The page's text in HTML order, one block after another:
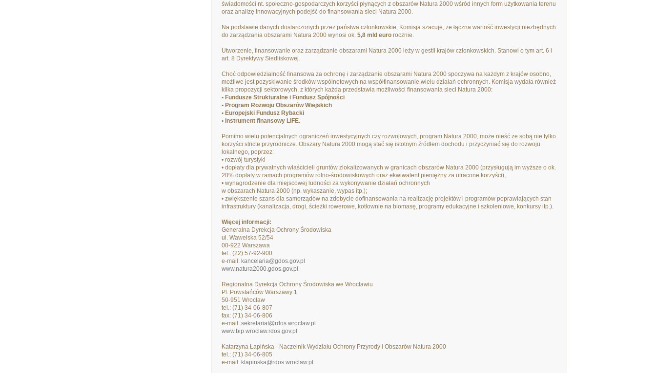
świadomości nt. społeczno-gospodarczych korzyści płynących z obszarów Natura 2000 wśród innych form użytkowania terenu
oraz analizę innowacyjnych podejść do finansowania sieci Natura 2000.
Na podstawie danych dostarczonych przez państwa członkowskie, Komisja szacuje, że łączna wartość inwestycji niezbędnych
do zarządzania obszarami Natura 2000 wynosi ok. 5,8 mld euro rocznie.
Utworzenie, finansowanie oraz zarządzanie obszarami Natura 2000 leży w gestii krajów członkowskich. Stanowi o tym art. 6 i
art. 8 Dyrektywy Siedliskowej.
Choć odpowiedzialność finansowa za ochronę i zarządzanie obszarami Natura 2000 spoczywa na każdym z krajów osobno,
możliwe jest pozyskiwanie środków wspólnotowych na współfinansowanie wielu działań ochronnych. Komisja wydała również
kilka propozycji sektorowych, z których każda przedstawia możliwości finansowania sieci Natura 2000:
• Fundusze Strukturalne i Fundusz Spójności
• Program Rozwoju Obszarów Wiejskich
• Europejski Fundusz Rybacki
• Instrument finansowy LIFE.
Pomimo wielu potencjalnych ograniczeń inwestycyjnych czy rozwojowych, program Natura 2000, może nieść ze sobą nie tylko
korzyści stricte przyrodnicze. Obszary Natura 2000 mogą stać się istotnym źródłem dochodu i przyczyniać się do rozwoju
lokalnego, poprzez:
• rozwój turystyki
• dopłaty dla prywatnych właścicieli gruntów zlokalizowanych w granicach obszarów Natura 2000 (przysługują im wyższe o ok.
20% dopłaty w ramach programów rolno-środowiskowych oraz ekwiwalent pieniężny za utracone korzyści),
• wynagrodzenie dla miejscowej ludności za wykonywanie działań ochronnych
w obszarach Natura 2000 (np. wykaszanie, wypas itp.);
• zwiększenie szans dla samorządów na zdobycie dofinansowania na realizację projektów i programów poprawiających stan
infrastruktury (kanalizacja, drogi, ścieżki rowerowe, kotłownie na biomasę, programy edukacyjne i szkoleniowe, konkursy itp.).
Więcej informacji:
Generalna Dyrekcja Ochrony Środowiska
ul. Wawelska 52/54
00-922 Warszawa
tel.: (22) 57-92-900
e-mail: kancelaria@gdos.gov.pl
www.natura2000.gdos.gov.pl
Regionalna Dyrekcja Ochrony Środowiska we Wrocławiu
Pl. Powstańców Warszawy 1
50-951 Wrocław
tel.: (71) 34-06-807
fax: (71) 34-06-806
e-mail: sekretariat@rdos.wroclaw.pl
www.bip.wroclaw.rdos.gov.pl
Katarzyna Łapińska - Naczelnik Wydziału Ochrony Przyrody i Obszarów Natura 2000
tel.: (71) 34-06-805
e-mail: klapinska@rdos.wroclaw.pl